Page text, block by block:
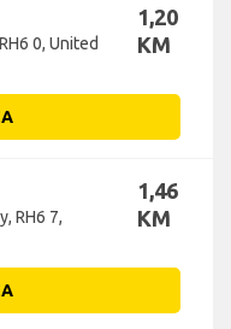
0, United
1,20
KM
RH6 7,
1,46
KM